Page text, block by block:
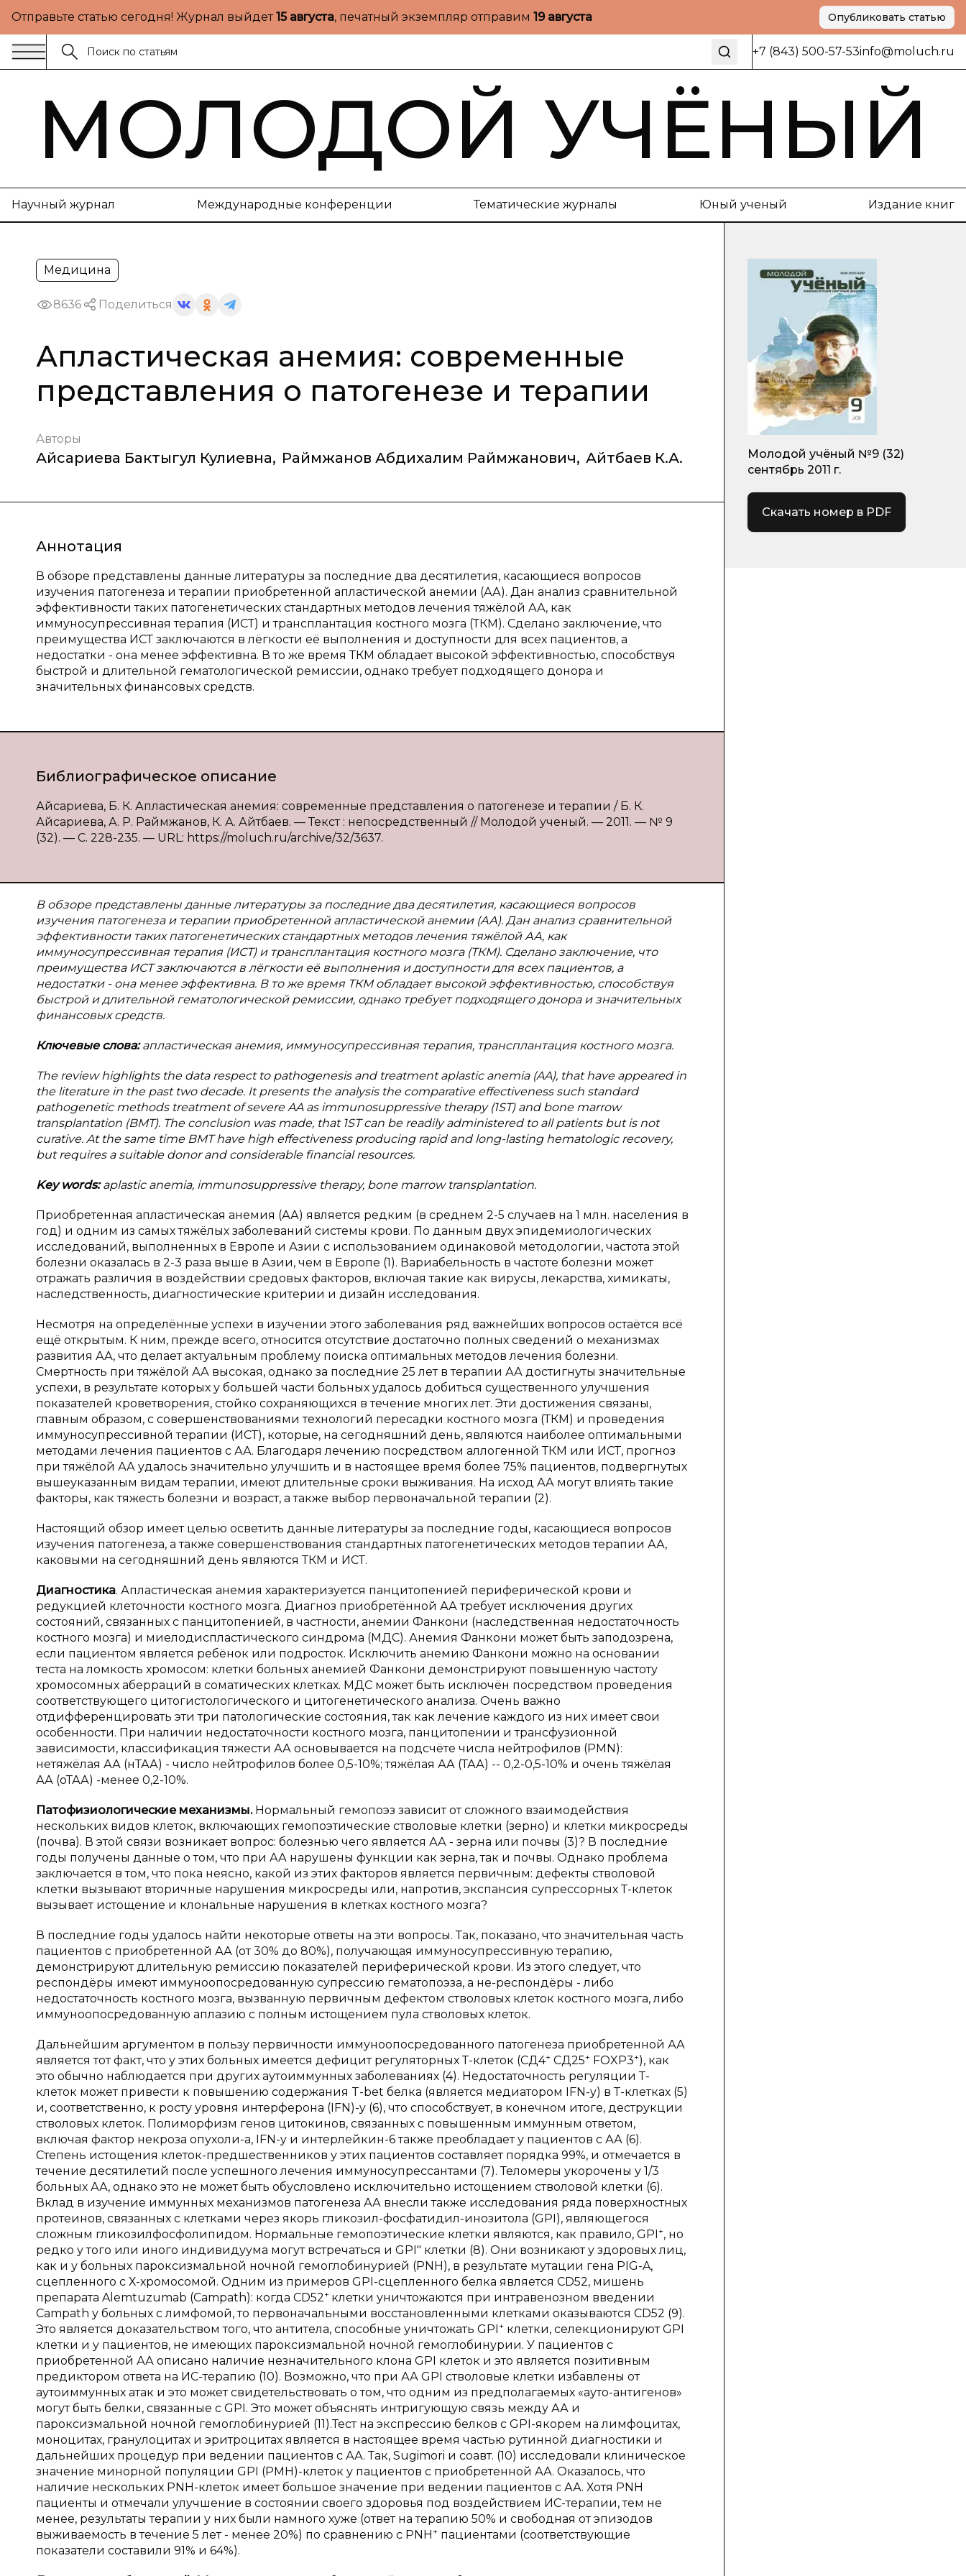
Отправьте статью сегодня! Журнал выйдет15 августа, печатный экземпляр отправим 19 августа Опубликовать статью
+7 (843) 500-57-53info@moluch.ru
МОЛОДОЙ УЧЁНЫЙ
Научный журнал Международные конференции Тематические журналы Юный ученый Издание книг
Медицина
8636 Поделиться
Апластическая анемия: современные
представления о патогенезе и терапии
Авторы
Айсариева Бактыгул Кулиевна, Раймжанов Абдихалим Раймжанович, Айтбаев К.А.
Аннотация
В обзоре представлены данные литературы за последние два десятилетия, касающиеся вопросов
изучения патогенеза и терапии приобретенной апластической анемии (АА). Дан анализ сравнительной
эффективности таких патогенетических стандартных методов лечения тяжёлой АА, как
иммуносупрессивная терапия (ИСТ) и трансплантация костного мозга (ТКМ). Сделано заключение, что
преимущества ИСТ заключаются в лёгкости её выполнения и доступности для всех пациентов, а
недостатки - она менее эффективна. В то же время ТКМ обладает высокой эффективностью, способствуя
быстрой и длительной гематологической ремиссии, однако требует подходящего донора и
значительных финансовых средств.
Библиографическое описание
Айсариева, Б. К. Апластическая анемия: современные представления о патогенезе и терапии / Б. К.
Айсариева, А. Р. Раймжанов, К. А. Айтбаев. — Текст : непосредственный // Молодой ученый. — 2011. — № 9
(32). — С. 228-235. — URL: https://moluch.ru/archive/32/3637.
В обзоре представлены данные литературы за последние два десятилетия, касающиеся вопросов
изучения патогенеза и терапии приобретенной апластической анемии (АА). Дан анализ сравнительной
эффективности таких патогенетических стандартных методов лечения тяжёлой АА, как
иммуносупрессивная терапия (ИСТ) и трансплантация костного мозга (ТКМ). Сделано заключение, что
преимущества ИСТ заключаются в лёгкости её выполнения и доступности для всех пациентов, а
недостатки - она менее эффективна. В то же время ТКМ обладает высокой эффективностью, способствуя
быстрой и длительной гематологической ремиссии, однако требует подходящего донора и значительных
финансовых средств.
Ключевые слова:апластическая анемия, иммуносупрессивная терапия, трансплантация костного мозга.
Thereview highlights the data respect to pathogenesis and treatment aplastic anemia (AA), that have appeared in
the literature in the past two decade. It presents the analysis the comparative effectiveness such standard
pathogenetic methods treatment of severe AA as immunosuppressive therapy (1ST) and bone marrow
transplantation (BMT). The conclusion was made, that 1ST can be readily administered to all patients but is not
curative. At the same time BMT have high effectiveness producing rapid and long-lasting hematologic recovery,
but requires a suitable donor and considerable financial resources.
Key words:aplastic anemia, immunosuppressive therapy, bone marrow transplantation.
Приобретенная апластическая анемия (АА) является редким (в среднем 2-5 случаев на 1 млн. населения в
год) и одним из самых тяжёлых заболеваний системы крови. По данным двух эпидемиологических
исследований, выполненных в Европе и Азии с использованием одинаковой методологии, частота этой
болезни оказалась в 2-3 раза выше в Азии, чем в Европе (1). Вариабельность в частоте болезни может
отражать различия в воздействии средовых факторов, включая такие как вирусы, лекарства, химикаты,
наследственность, диагностические критерии и дизайн исследования.
Несмотря на определённые успехи в изучении этого заболевания ряд важнейших вопросов остаётся всё
ещё открытым. К ним, прежде всего, относится отсутствие достаточно полных сведений о механизмах
развития АА, что делает актуальным проблему поиска оптимальных методов лечения болезни.
Смертность при тяжёлой АА высокая, однако за последние 25 лет в терапии АА достигнуты значительные
успехи, в результате которых у большей части больных удалось добиться существенного улучшения
показателей кроветворения, стойко сохраняющихся в течение многих лет. Эти достижения связаны,
главным образом, с совершенствованиями технологий пересадки костного мозга (ТКМ) и проведения
иммуносупрессивной терапии (ИСТ), которые, на сегодняшний день, являются наиболее оптимальными
методами лечения пациентов с АА. Благодаря лечению посредством аллогенной ТКМ или ИСТ, прогноз
при тяжёлой АА удалось значительно улучшить и в настоящее время более 75% пациентов, подвергнутых
вышеуказанным видам терапии, имеют длительные сроки выживания. На исход АА могут влиять такие
факторы, как тяжесть болезни и возраст, а также выбор первоначальной терапии (2).
Настоящий обзор имеет целью осветить данные литературы за последние годы, касающиеся вопросов
изучения патогенеза, а также совершенствования стандартных патогенетических методов терапии АА,
каковыми на сегодняшний день являются ТКМ и ИСТ.
Диагностика. Апластическая анемия характеризуется панцитопенией периферической крови и
редукцией клеточности костного мозга. Диагноз приобретённой АА требует исключения других
состояний, связанных с панцитопенией, в частности, анемии Фанкони (наследственная недостаточность
костного мозга) и миелодиспластического синдрома (МДС). Анемия Фанкони может быть заподозрена,
если пациентом является ребёнок или подросток. Исключить анемию Фанкони можно на основании
теста на ломкость хромосом: клетки больных анемией Фанкони демонстрируют повышенную частоту
хромосомных аберраций в соматических клетках. МДС может быть исключён посредством проведения
соответствующего цитогистологического и цитогенетического анализа. Очень важно
отдифференцировать эти три патологические состояния, так как лечение каждого из них имеет свои
особенности. При наличии недостаточности костного мозга, панцитопении и трансфузионной
зависимости, классификация тяжести АА основывается на подсчёте числа нейтрофилов (PMN):
нетяжёлая АА (нТАА) - число нейтрофилов более 0,5-10%; тяжёлая АА (ТАА) -- 0,2-0,5-10% и очень тяжёлая
АА (оТАА) -менее 0,2-10%.
Патофизиологические механизмы. Нормальный гемопоэз зависит от сложного взаимодействия
нескольких видов клеток, включающих гемопоэтические стволовые клетки (зерно) и клетки микросреды
(почва). В этой связи возникает вопрос: болезнью чего является АА - зерна или почвы (3)? В последние
годы получены данные о том, что при АА нарушены функции как зерна, так и почвы. Однако проблема
заключается в том, что пока неясно, какой из этих факторов является первичным: дефекты стволовой
клетки вызывают вторичные нарушения микросреды или, напротив, экспансия супрессорных Т-клеток
вызывает истощение и клональные нарушения в клетках костного мозга?
В последние годы удалось найти некоторые ответы на эти вопросы. Так, показано, что значительная часть
пациентов с приобретенной АА (от 30% до 80%), получающая иммуносупрессивную терапию,
демонстрируют длительную ремиссию показателей периферической крови. Из этого следует, что
респондёры имеют иммуноопосредованную супрессию гематопоэза, а не-респондёры - либо
недостаточность костного мозга, вызванную первичным дефектом стволовых клеток костного мозга, либо
иммуноопосредованную аплазию с полным истощением пула стволовых клеток.
Дальнейшим аргументом в пользу первичности иммуноопосредованного патогенеза приобретенной АА
является тот факт, что у этих больных имеется дефицит регуляторных Т-клеток (СД4+ СД25+ FOXP3+), как
это обычно наблюдается при других аутоиммунных заболеваниях (4). Недостаточность регуляции Т-
клеток может привести к повышению содержания T-bet белка (является медиатором IFN-y) в Т-клетках (5)
и, соответственно, к росту уровня интерферона (IFN)-y (6), что способствует, в конечном итоге, деструкции
стволовых клеток. Полиморфизм генов цитокинов, связанных с повышенным иммунным ответом,
включая фактор некроза опухоли-а, IFN-y и интерлейкин-6 также преобладает у пациентов с АА (6).
Степень истощения клеток-предшественников у этих пациентов составляет порядка 99%, и отмечается в
течение десятилетий после успешного лечения иммуносупрессантами (7). Теломеры укорочены у 1/3
больных АА, однако это не может быть обусловлено исключительно истощением стволовой клетки (6).
Вклад в изучение иммунных механизмов патогенеза АА внесли также исследования ряда поверхностных
протеинов, связанных с клетками через якорь гликозил-фосфатидил-инозитола (GPI), являющегося
сложным гликозилфосфолипидом. Нормальные гемопоэтические клетки являются, как правило, GPI+, но
редко у того или иного индивидуума могут встречаться и GPI" клетки (8). Они возникают у здоровых лиц,
как и у больных пароксизмальной ночной гемоглобинурией (PNH), в результате мутации гена PIG-A,
сцепленного с Х-хромосомой. Одним из примеров GPI-сцепленного белка является CD52, мишень
препарата Alemtuzumab (Campath): когда CD52+ клетки уничтожаются при интравенозном введении
Campath у больных с лимфомой, то первоначальными восстановленными клетками оказываются CD52 (9).
Это является доказательством того, что антитела, способные уничтожать GPI+ клетки, селекционируютGPI
клетки и у пациентов, не имеющих пароксизмальной ночной гемоглобинурии. У пациентов с
приобретенной АА описано наличие незначительного клона GPI клеток и это является позитивным
предиктором ответа на ИС-терапию (10). Возможно, что при АА GPI стволовые клетки избавлены от
аутоиммунных атак и это может свидетельствовать о том, что одним из предполагаемых «ауто-антигенов»
могут быть белки, связанные с GPI. Это может объяснять интригующую связь между АА и
пароксизмальной ночной гемоглобинурией (11).Тест на экспрессию белков с GPI-якорем на лимфоцитах,
моноцитах, гранулоцитах и эритроцитах является в настоящее время частью рутинной диагностики и
дальнейших процедур при ведении пациентов с АА. Так, Sugimori и соавт. (10) исследовали клиническое
значение минорной популяции GPI (РМН)-клеток у пациентов с приобретенной АА. Оказалось, что
наличие нескольких PNH-клеток имеет большое значение при ведении пациентов с АА. Хотя PNH
пациенты и отмечали улучшение в состоянии своего здоровья под воздействием ИС-терапии, тем не
менее, результаты терапии у них были намного хуже (ответ на терапию 50% и свободная от эпизодов
выживаемость в течение 5 лет - менее 20%) по сравнению с PNH+ пациентами (соответствующие
показатели составили 91% и 64%).
Молодой учёный №9 (32)
сентябрь 2011 г.
Скачать номер в PDF